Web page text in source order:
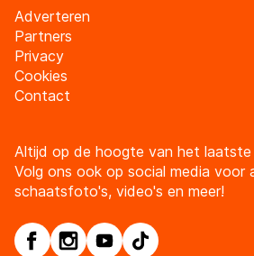
Adverteren
Partners
Privacy
Cookies
Contact
Altijd op de hoogte van het laatste
Volg ons ook op social media voor
schaatsfoto's, video's en meer!